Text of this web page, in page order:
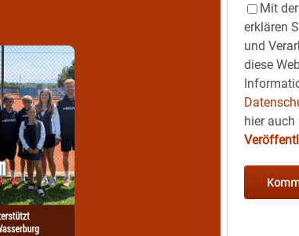
Mit
erklären
und
diese
hier auch